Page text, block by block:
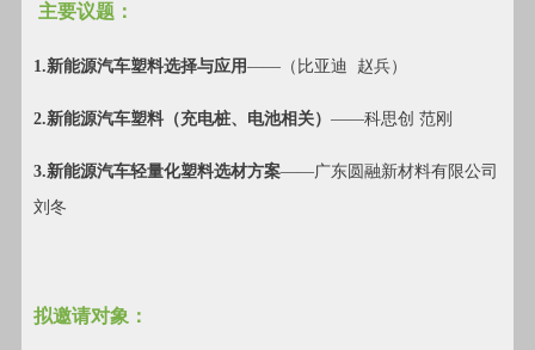
主要议题：
1.新能源汽车塑料选择与应用——（比亚迪 赵兵）
2.新能源汽车塑料（充电桩、电池相关） ——科思创 范刚
3.新能源汽车轻量化塑料选材方案——广东圆融新材料有限公司
刘冬
拟邀请对象：